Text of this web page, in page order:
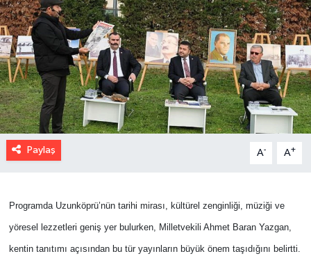
Paylaş A- A+
Programda Uzunköprü’nün tarihi mirası, kültürel zenginliği, müziği ve
yöresel lezzetleri geniş yer bulurken, Milletvekili Ahmet Baran Yazgan,
kentin tanıtımı açısından bu tür yayınların büyük önem taşıdığını belirtti.